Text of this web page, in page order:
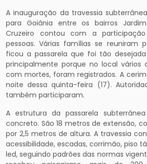
A inauguração da travessia
para Goiânia entre os bairros
Cruzeiro contou com a
pessoas. Várias famílias se reuniram
ficou a passarela que foi tão
principalmente porque no local vários
com mortes, foram registrados. A
noite dessa quinta-feira (17).
também participaram.
A estrutura da passarela
concreto. São 18 metros de extensão,
por 2,5 metros de altura. A travessia
acessibilidade, escadas, corrimão, piso
led, seguindo padrões das normas